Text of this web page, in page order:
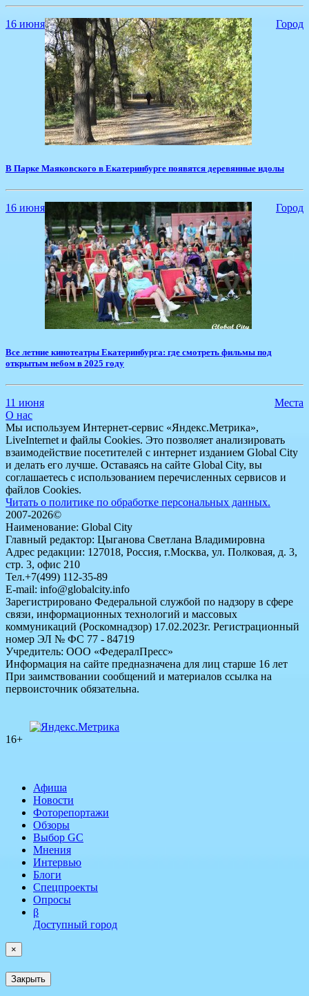
16 июня Город
​В Парке Маяковского в Екатеринбурге появятся деревянные идолы
16 июня Город
​Все летние кинотеатры Екатеринбурга: где смотреть фильмы под
открытым небом в 2025 году
11 июня
Места
О нас
Мы используем Интернет-сервис «Яндекс.Метрика»,
LiveInternet и файлы Cookies. Это позволяет анализировать
взаимодействие посетителей с интернет изданием Global City
и делать его лучше. Оставаясь на сайте Global City, вы
соглашаетесь с использованием перечисленных сервисов и
файлов Cookies.
Читать о политике по обработке персональных данных.
2007-2026©
Наименование: Global City
Главный редактор: Цыганова Светлана Владимировна
Адрес редакции: 127018, Россия, г.Москва, ул. Полковая, д. 3,
стр. 3, офис 210
Тел.+7(499) 112-35-89
E-mail: info@globalcity.info
Зарегистрировано Федеральной службой по надзору в сфере
связи, информационных технологий и массовых
коммуникаций (Роскомнадзор) 17.02.2023г. Регистрационный
номер ЭЛ № ФС 77 - 84719
Учредитель: ООО «ФедералПресс»
Информация на сайте предназначена для лиц старше 16 лет
При заимствовании сообщений и материалов ссылка на
первоисточник обязательна.
16+
Афиша
Новости
Фоторепортажи
Обзоры
Выбор GC
Мнения
Интервью
Блоги
Спецпроекты
Опросы
β
Доступный город
×
Закрыть